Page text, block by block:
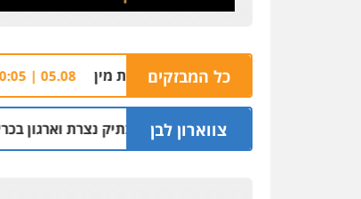
כל המבזקיםבחשד לביצוע עבירות מין 05.08 | 10:05 עבריין מוכר
צווארון לבן
ניצב מני בנימין בתיק נצרת וארגון בכרי 05.08 | 08:53